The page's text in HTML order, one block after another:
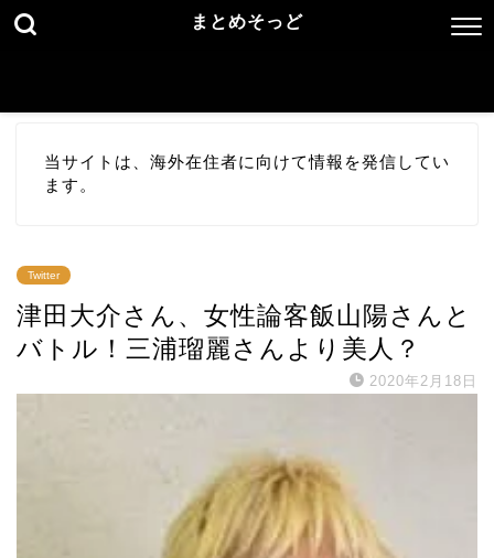
まとめそっど
当サイトは、海外在住者に向けて情報を発信してい
ます。
Twitter
津田大介さん、女性論客飯山陽さんと
バトル！三浦瑠麗さんより美人？
2020年2月18日